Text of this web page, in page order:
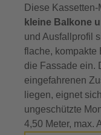
Diese
kleine Balkone
und Ausfallprofil
flache, kompakte
die Fassade ein.
eingefahrenen
liegen, eignet
ungeschützte
4,50 Meter, max.